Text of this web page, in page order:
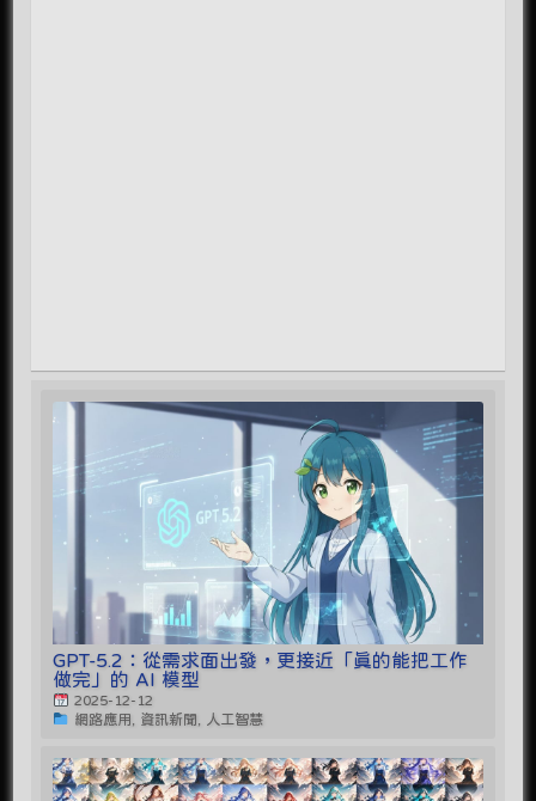
GPT-5.2：從需求面出發，更接近「真的能把工作
做完」的 AI 模型
2025-12-12
網路應用, 資訊新聞, 人工智慧